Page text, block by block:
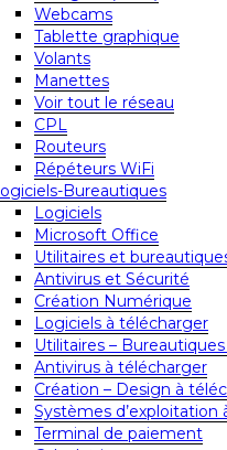
Webcams
Tablette graphique
Volants
Manettes
Voir tout le réseau
CPL
Routeurs
Répéteurs WiFi
Bureautiques
Logiciels
Microsoft Office
Utilitaires et
Antivirus et Sécurité
Création Numérique
Logiciels à télécharger
Utilitaires –
Antivirus à télécharger
Création – Design à
Systèmes d’exploitation
Terminal de paiement